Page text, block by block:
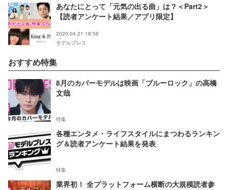
あなたにとって「元気の出る曲」は？＜Part2＞
【読者アンケート結果／アプリ限定】
2020.04.21 18:56
モデルプレス
おすすめ特集
8月のカバーモデルは映画「ブルーロック」の高橋
文哉
特集
各種エンタメ・ライフスタイルにまつわるランキン
グ＆読者アンケート結果を発表
特集
業界初！ 全プラットフォーム横断の大規模読者参